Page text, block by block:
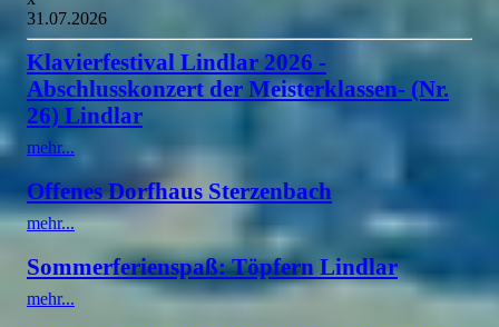
31.07.2026
Klavierfestival Lindlar 2026 -
Abschlusskonzert der Meisterklassen- (Nr.
26) Lindlar
mehr...
Offenes Dorfhaus Sterzenbach
mehr...
Sommerferienspaß: Töpfern Lindlar
mehr...